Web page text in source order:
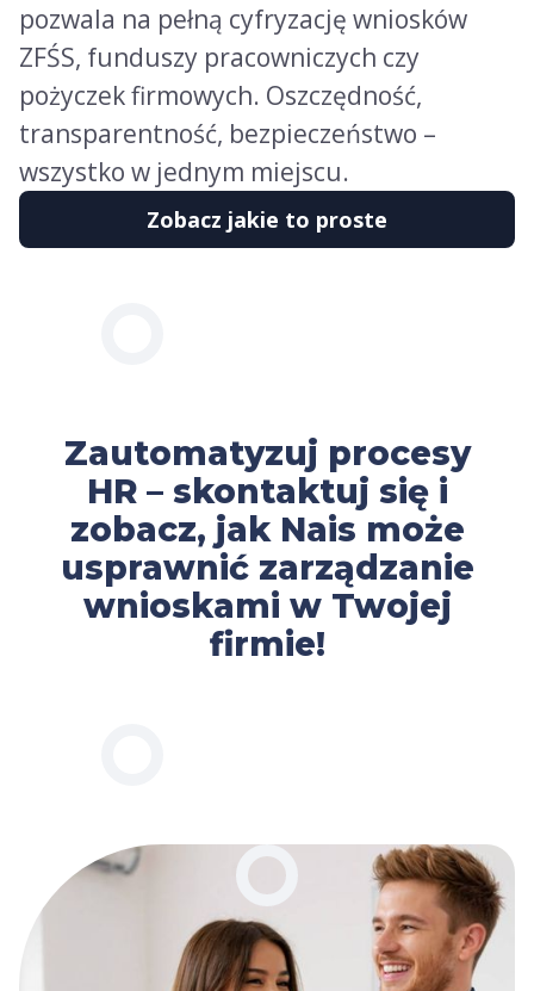
pozwala na pełną cyfryzację wniosków
ZFŚS, funduszy pracowniczych czy
pożyczek firmowych. Oszczędność,
transparentność, bezpieczeństwo –
wszystko w jednym miejscu.
Zobacz jakie to proste
Zautomatyzuj procesy
HR – skontaktuj się i
zobacz, jak Nais może
usprawnić zarządzanie
wnioskami w Twojej
firmie!